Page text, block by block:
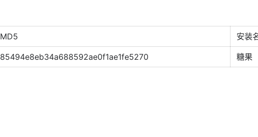
MD5 安装
85494e8eb34a688592ae0f1ae1fe5270 糖果